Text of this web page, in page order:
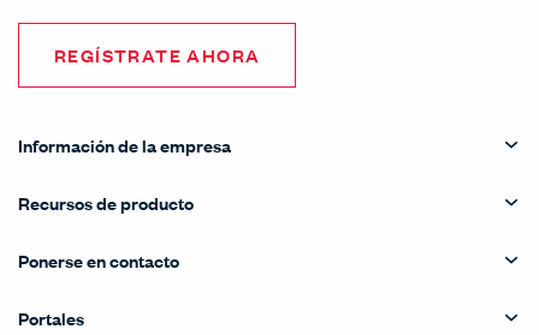
REGÍSTRATE AHORA
Información de la empresa
Recursos de producto
Ponerse en contacto
Portales